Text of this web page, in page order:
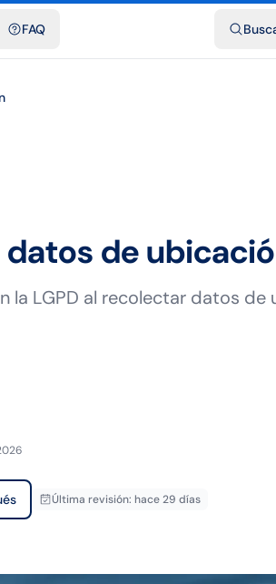
gratisComparativosTarifas
FAQ
de
LGPD al recolectar datos de
Última revisión: hace 29 días